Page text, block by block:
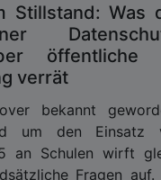
Sie unseren
Ausgabe
urbanOS
Computing. Das
bereinigt
zählen, um anhand
vor Ort alle
Stillstand: Was
öffentliche
verrät
bekannt
um den Einsatz
an Schulen wirft
Fragen auf.